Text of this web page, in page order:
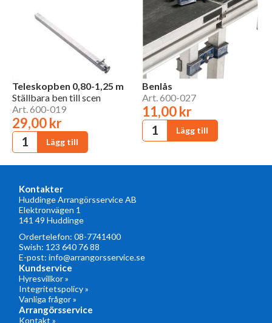
Teleskopben 0,80-1,25 m
Ställbara ben till scen
Art. 600-019
29,00 kr
Benlås
Art. 600-027
11,00 kr
Kontakter
Huddinge Arrangörsservice AB
Elektronvägen 1
141 49 Huddinge
Ordertelefon: 08-7741400
Swish: 123 640 76 88
E-post: info@arrangorsservice.se
Kundservice
Hyresvillkor »
Integritetspolicy »
Vanliga frågor »
Arrangörsservice
Kontakt »